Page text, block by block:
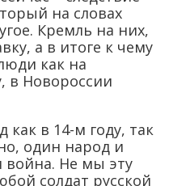
на словах
Кремль на них,
а в итоге к чему
как на
в Новороссии
как в 14-м году, так
один народ и
война. Не мы эту
солдат русской